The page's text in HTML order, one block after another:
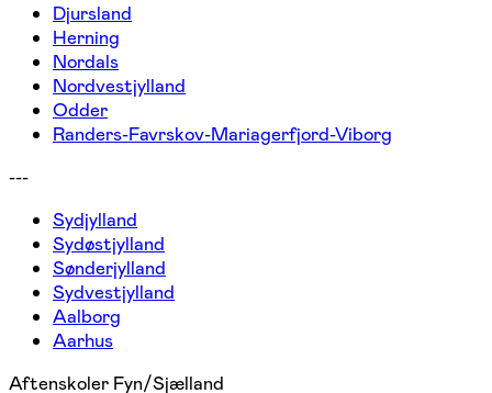
Djursland
Herning
Nordals
Nordvestjylland
Odder
Randers-Favrskov-Mariagerfjord-Viborg
---
Sydjylland
Sydøstjylland
Sønderjylland
Sydvestjylland
Aalborg
Aarhus
Aftenskoler Fyn/Sjælland